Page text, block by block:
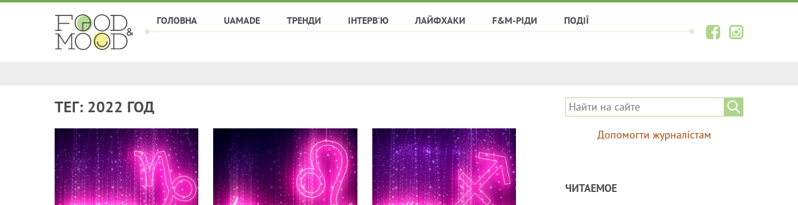
ГОЛОВНА UAMADE ТРЕНДИ ІНТЕРВ'Ю ЛАЙФХАКИ F&M-РІДИ ПОДІЇ
ТЕГ: 2022 ГОД
Допомогти журналістам
ЧИТАЕМОЕ